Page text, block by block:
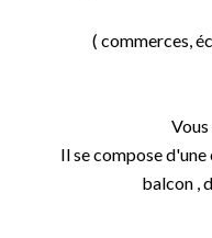
( commerces,
Il se compose
balcon ,